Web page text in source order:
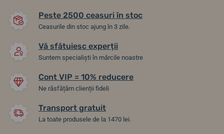
Peste 2500 ceasuri în stoc
Ceasurile din stoc ajung în 3 zile.
Vă sfătuiesc experții
Suntem specialiști în mărcile noastre
Cont VIP = 10% reducere
Ne răsfățăm clienții fideli
Transport gratuit
La toate produsele de la 1470 lei.